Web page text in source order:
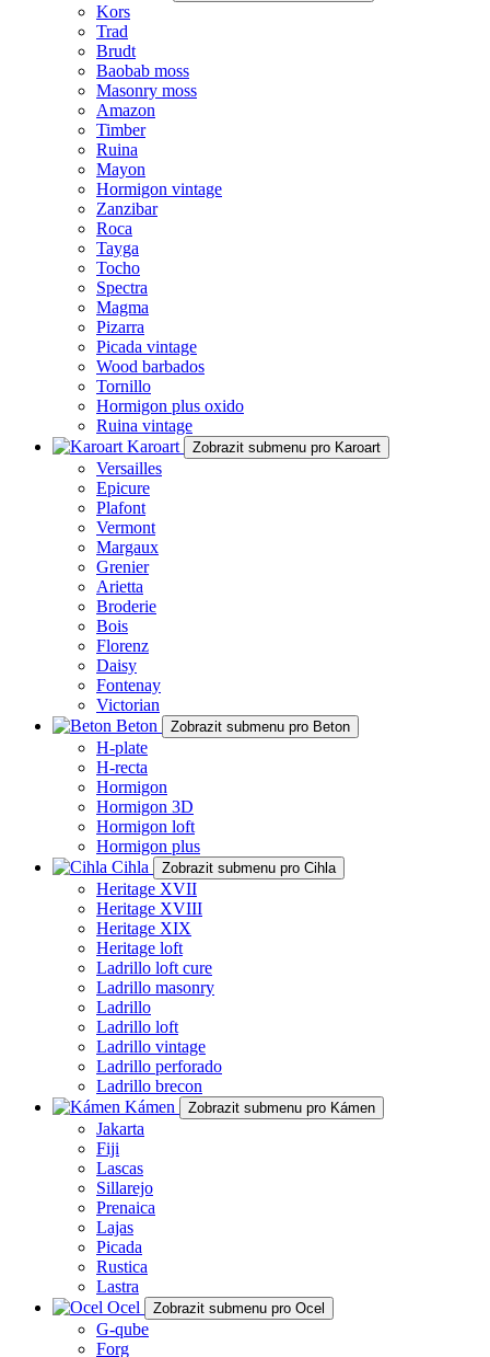
Kors
Trad
Brudt
Baobab moss
Masonry moss
Amazon
Timber
Ruina
Mayon
Hormigon vintage
Zanzibar
Roca
Tayga
Tocho
Spectra
Magma
Pizarra
Picada vintage
Wood barbados
Tornillo
Hormigon plus oxido
Ruina vintage
Karoart
Zobrazit submenu pro Karoart
Versailles
Epicure
Plafont
Vermont
Margaux
Grenier
Arietta
Broderie
Bois
Florenz
Daisy
Fontenay
Victorian
Beton
Zobrazit submenu pro Beton
H-plate
H-recta
Hormigon
Hormigon 3D
Hormigon loft
Hormigon plus
Cihla
Zobrazit submenu pro Cihla
Heritage XVII
Heritage XVIII
Heritage XIX
Heritage loft
Ladrillo loft cure
Ladrillo masonry
Ladrillo
Ladrillo loft
Ladrillo vintage
Ladrillo perforado
Ladrillo brecon
Kámen
Zobrazit submenu pro Kámen
Jakarta
Fiji
Lascas
Sillarejo
Prenaica
Lajas
Picada
Rustica
Lastra
Ocel
Zobrazit submenu pro Ocel
G-qube
Forg